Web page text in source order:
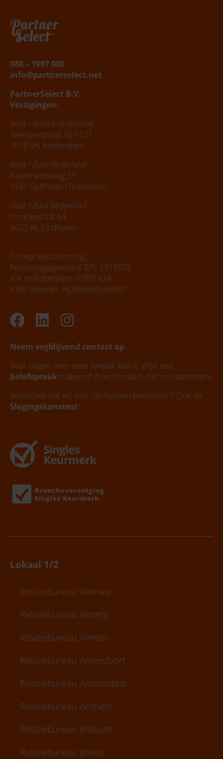
088 – 1997 000
info@partnerselect.net
PartnerSelect B.V.
Vestigingen:
West / Noord Nederland
Weesperstraat 107-121
1018 VN Amsterdam
West / Zuid Nederland
Nijverheidsweg 31
3161 GJ Rhoon / Rotterdam
Oost / Zuid Nederland
Hurksestraat 64
5652 AL Eindhoven
College Bescherming
Persoonsgegevens (CBP): 1315578
KvK te Rotterdam: 52901424
BTW nummer: NL850656345B01
Facebook
LinkedinInstagram
Neem vrijblijvend contact op
Voor vragen over onze aanpak kan je altijd een
belafspraak maken of direct contact met ons opnemen.
Benieuwd wat wij voor jou kunnen betekenen? Doe de
Slagingskanstest!
Lokaal 1/2
Relatiebureau Alkmaar
Relatiebureau Almere
Relatiebureau Almelo
Relatiebureau Amersfoort
Relatiebureau Amsterdam
Relatiebureau Arnhem
Relatiebureau Brabant
Relatiebureau Breda